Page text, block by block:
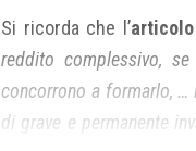
Si ricorda che l’
reddito complessivo,
concorrono a formarlo, …
di grave e permanente